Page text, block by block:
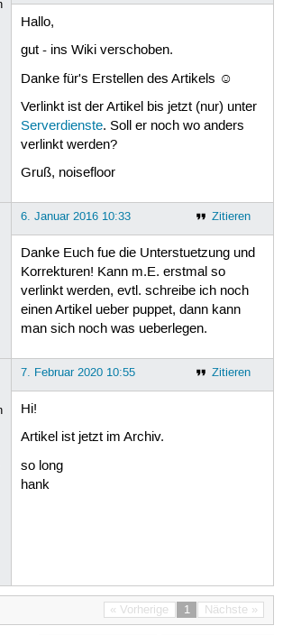
Hallo,
gut - ins Wiki verschoben.
Danke für's Erstellen des Artikels ☺
Verlinkt ist der Artikel bis jetzt (nur) unter
Serverdienste. Soll er noch wo anders
verlinkt werden?
Gruß, noisefloor
Zitieren
6. Januar 2016 10:33
Danke Euch fue die Unterstuetzung und
Korrekturen! Kann m.E. erstmal so
verlinkt werden, evtl. schreibe ich noch
einen Artikel ueber puppet, dann kann
man sich noch was ueberlegen.
Zitieren
7. Februar 2020 10:55
Hi!
Artikel ist jetzt im Archiv.
so long
hank
« Vorherige 1 Nächste »